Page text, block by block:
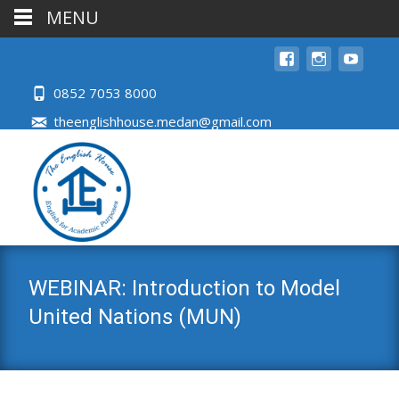
0852 7053 8000
theenglishhouse.medan@gmail.com
WEBINAR: Introduction to Model
United Nations (MUN)
MENU